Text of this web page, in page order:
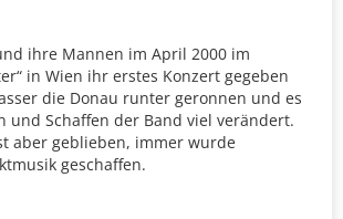
ihre Mannen im April 2000 im
in Wien ihr erstes Konzert gegeben
die Donau runter geronnen und es
und Schaffen der Band viel verändert.
aber geblieben, immer wurde
geschaffen.